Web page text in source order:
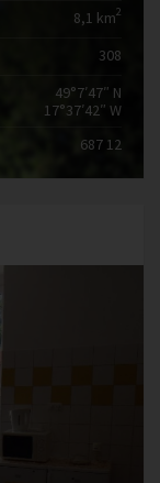
8,1 km2
308
49°7′47″ N
17°37′42″ W
687 12